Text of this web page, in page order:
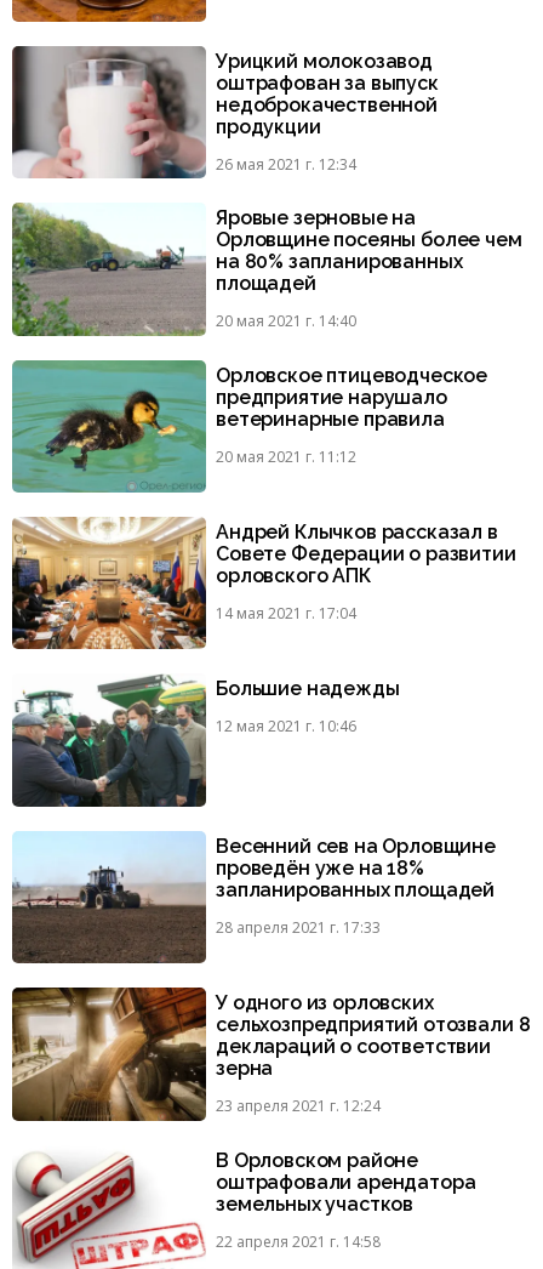
Урицкий молокозавод
оштрафован за выпуск
недоброкачественной
продукции
26 мая 2021 г. 12:34
Яровые зерновые на
Орловщине посеяны более чем
на 80% запланированных
площадей
20 мая 2021 г. 14:40
Орловское птицеводческое
предприятие нарушало
ветеринарные правила
20 мая 2021 г. 11:12
Андрей Клычков рассказал в
Совете Федерации о развитии
орловского АПК
14 мая 2021 г. 17:04
Большие надежды
12 мая 2021 г. 10:46
Весенний сев на Орловщине
проведён уже на 18%
запланированных площадей
28 апреля 2021 г. 17:33
У одного из орловских
сельхозпредприятий отозвали 8
деклараций о соответствии
зерна
23 апреля 2021 г. 12:24
В Орловском районе
оштрафовали арендатора
земельных участков
22 апреля 2021 г. 14:58